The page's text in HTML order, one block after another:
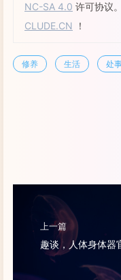
NC-SA 4.0 许可协议
CLUDE.CN ！
修养 生活 处
上一篇
趣谈，人体身体器